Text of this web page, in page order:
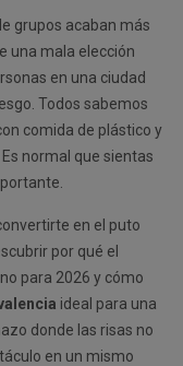
grupos acaban más
una mala elección
en una ciudad
Todos sabemos
comida de plástico y
normal que sientas
en el puto
por qué el
para 2026 y cómo
ideal para una
donde las risas no
en un mismo